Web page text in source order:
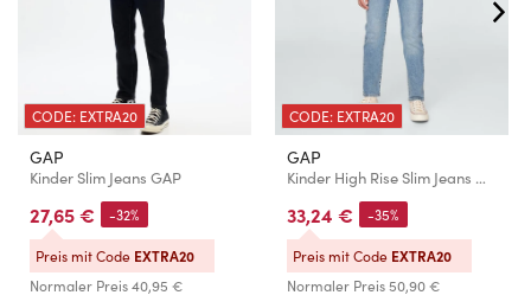
CODE: EXTRA20
GAP
Kinder Slim Jeans GAP
27,65 €
Normaler Preis40,95 €
-32%
Preis mit Code EXTRA20
CODE: EXTRA20
GAP
Kinder High Rise Slim Jeans GAP
33,24 €
Normaler Preis50,90 €
-35%
Preis mit Code EXTRA20